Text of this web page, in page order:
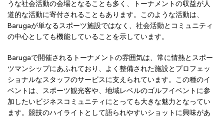
うな社会活動の会場となることも多く、トーナメントの収益が人
道的な活動に寄付されることもあります。このような活動は、
Barugaが単なるスポーツ施設ではなく、社会活動とコミュニティ
の中心としても機能していることを示しています。
Barugaで開催されるトーナメントの雰囲気は、常に情熱とスポー
ツマンシップにあふれており、よく整備された施設とプロフェッ
ショナルなスタッフのサービスに支えられています。この種のイ
ベントは、スポーツ観光客や、地域レベルのゴルフイベントに参
加したいビジネスコミュニティにとっても大きな魅力となってい
ます。競技のハイライトとして語られやすいショットに興味があ